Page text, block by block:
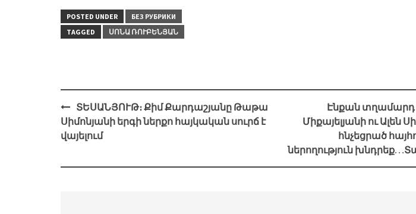
POSTED UNDER
БЕЗ РУБРИКИ
TAGGED
ՍՈՆԱ ՌՈՒԲԵՆՅԱՆ
Post
navigation
ՏԵՍԱՆՅՈՒԹ։ Քիմ Քարդաշյանը Թաթա
Սիմոնյանի երգի ներքո հայկական սուրճ է
վայելում
Էնքան տղամարդ
Միքայելյանի ու Ալեն
հնչեցրած
ներողություն